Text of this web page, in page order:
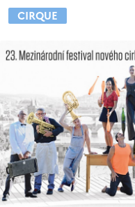
CIRQUE